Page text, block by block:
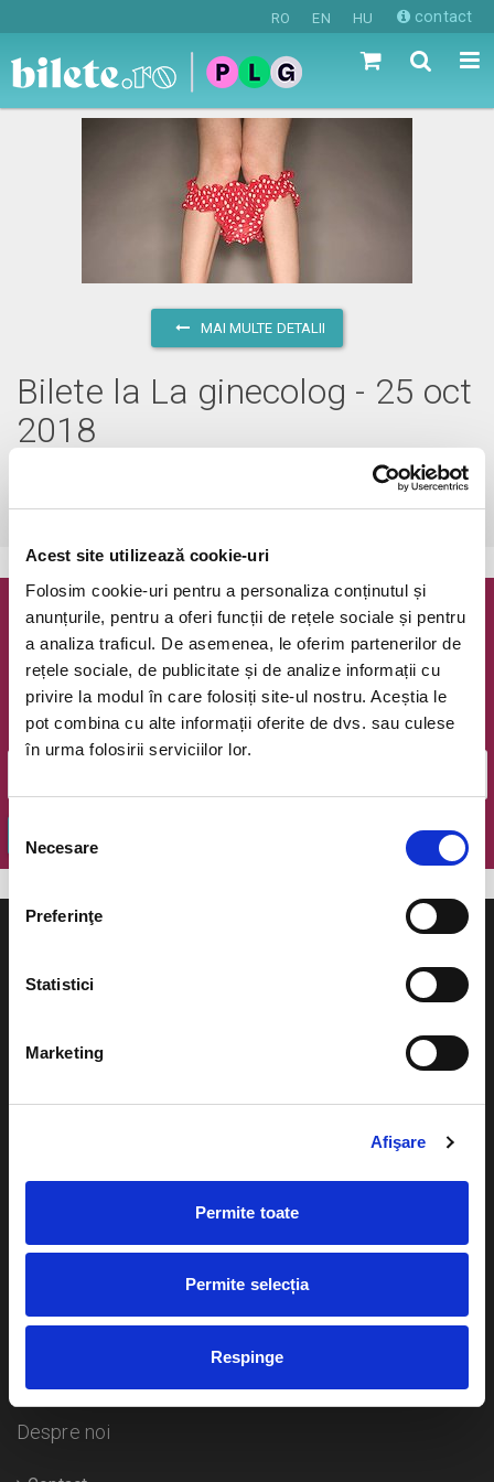
Acest site utilizează cookie-uri
Folosim cookie-uri pentru a personaliza conținutul și
anunțurile, pentru a oferi funcții de rețele sociale și pentru
a analiza traficul. De asemenea, le oferim partenerilor de
rețele sociale, de publicitate și de analize informații cu
privire la modul în care folosiți site-ul nostru. Aceștia le
pot combina cu alte informații oferite de dvs. sau culese
în urma folosirii serviciilor lor.
consimțământului
Necesare
Preferinţe
Statistici
Marketing
Afişare
Permite toate
Permite selecția
Respinge
RO EN HU contact
MAI MULTE DETALII
Bilete la La ginecolog - 25 oct
2018
Bucuresti, The Hubvezi pe harta
Newsletter @ Bilete.ro
Oferte exclusive si o editie saptamanala cu cele mai noi
evenimente.
Email
Plata online sau cash
Livrare prin curier
Duplicare bilete
Concerte si
Despre noi